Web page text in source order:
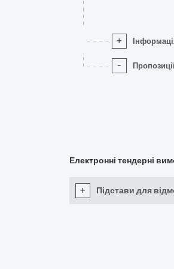
+
-
Електронні тендерні
+ Підстави для